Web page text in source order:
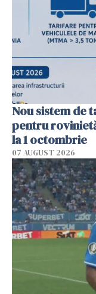
Nou sistem de
pentru
la 1 octombrie
07 AUGUST 2026